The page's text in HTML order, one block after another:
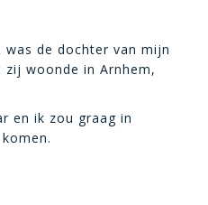
de dochter van mijn
woonde in Arnhem,
en ik zou graag in